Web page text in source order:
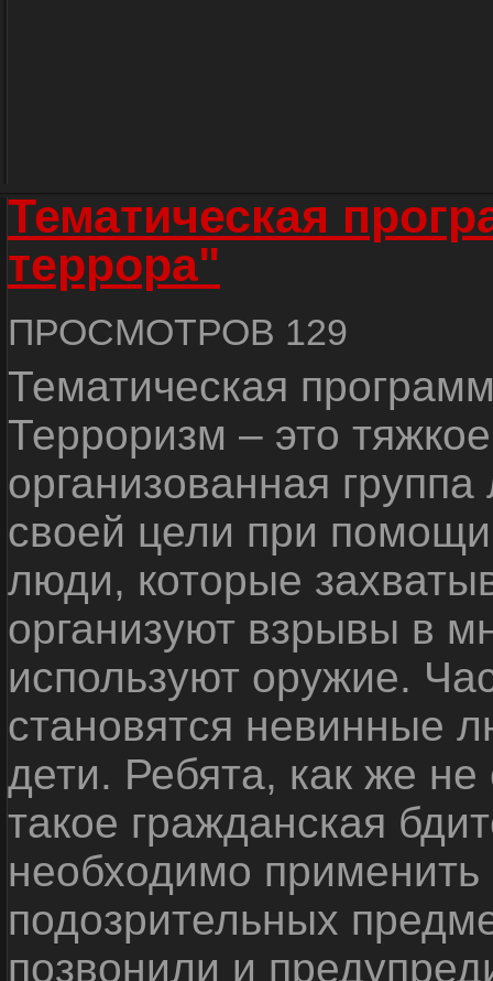
Тематическая
террора"
ПРОСМОТРОВ 129
Тематическая
Терроризм – это
организованная
своей цели при
люди, которые
организуют взрывы в
используют оружие.
становятся невинные
дети. Ребята, как же не
такое гражданская
необходимо
подозрительных
позвонили и